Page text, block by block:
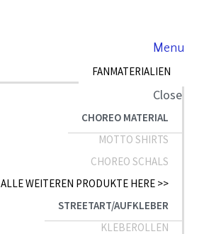
Menu
FANMATERIALIEN
Close
CHOREO MATERIAL
MOTTO SHIRTS
CHOREO SCHALS
ALLE WEITEREN PRODUKTE HERE >>
STREETART/AUFKLEBER
KLEBEROLLEN